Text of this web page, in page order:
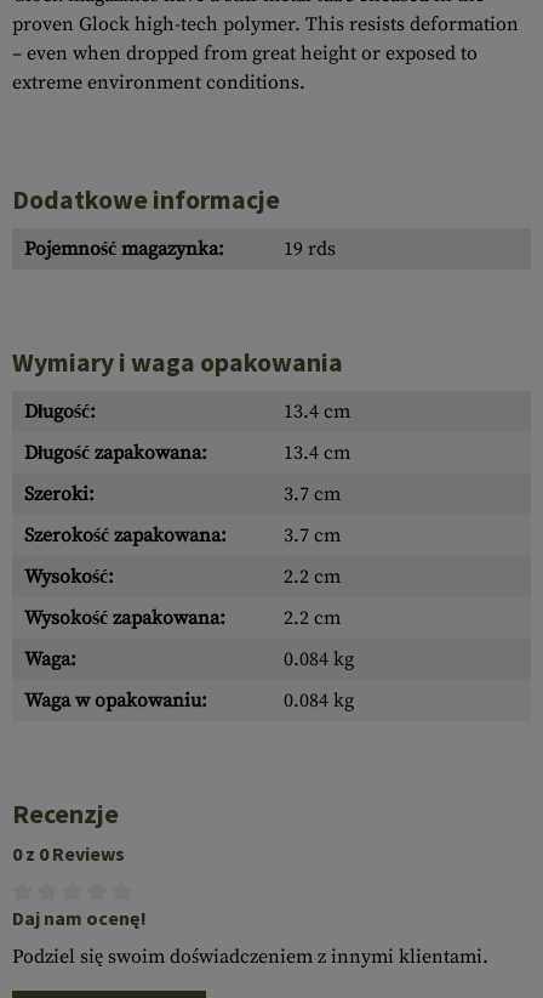
proven Glock high-tech polymer. This resists deformation
– even when dropped from great height or exposed to
extreme environment conditions.
Dodatkowe informacje
Pojemność magazynka: 19 rds
Wymiary i waga opakowania
Długość:
13.4 cm
Długość zapakowana:
13.4 cm
Szeroki:
3.7 cm
Szerokość zapakowana:
3.7 cm
Wysokość:
2.2 cm
Wysokość zapakowana:
2.2 cm
Waga:
0.084 kg
Waga w opakowaniu:
0.084 kg
Recenzje
0 z 0 Reviews
Daj nam ocenę!
Podziel się swoim doświadczeniem z innymi klientami.